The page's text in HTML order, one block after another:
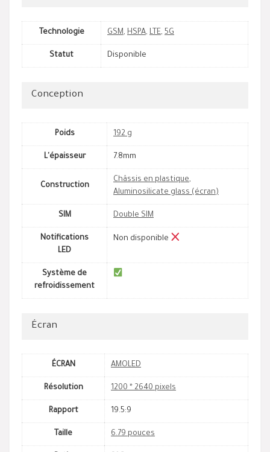
Technologie GSM, HSPA, LTE, 5G
Statut Disponible
Conception
Poids 192 g
L'épaisseur 7.8mm
Construction
Châssis en plastique,
Aluminosilicate glass (écran)
SIM Double SIM
Notifications
LED
Non disponible
Système de
refroidissement
Écran
ÉCRAN AMOLED
Résolution 1200 * 2640 pixels
Rapport 19.5:9
Taille 6.79 pouces